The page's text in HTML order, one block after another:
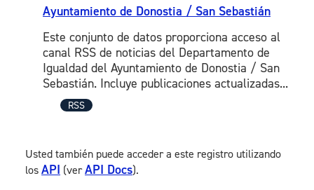
Ayuntamiento de Donostia / San Sebastián
Este conjunto de datos proporciona acceso al
canal RSS de noticias del Departamento de
Igualdad del Ayuntamiento de Donostia / San
Sebastián. Incluye publicaciones actualizadas...
RSS
Usted también puede acceder a este registro utilizando
los API (verAPI Docs).